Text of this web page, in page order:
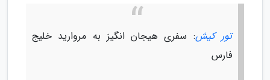
تور کیش: سفری هیجان انگیز به مروارید خلیج
فارس